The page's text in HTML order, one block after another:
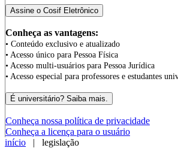
Conheça as vantagens:
• Conteúdo exclusivo e atualizado
• Acesso único para Pessoa Física
• Acesso multi-usuários para Pessoa Jurídica
• Acesso especial para professores e estudantes
Conheça nossa política de privacidade
Conheça a licença para o usuário
início | legislação